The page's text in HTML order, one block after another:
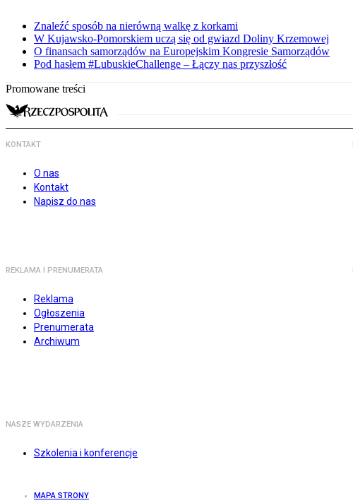
Znaleźć sposób na nierówną walkę z korkami
W Kujawsko-Pomorskiem uczą się od gwiazd Doliny Krzemowej
O finansach samorządów na Europejskim Kongresie Samorządów
Pod hasłem #LubuskieChallenge – Łączy nas przyszłość
Promowane treści
KONTAKT
O nas
Kontakt
Napisz do nas
REKLAMA I PRENUMERATA
Reklama
Ogłoszenia
Prenumerata
Archiwum
NASZE WYDARZENIA
Szkolenia i konferencje
MAPA STRONY